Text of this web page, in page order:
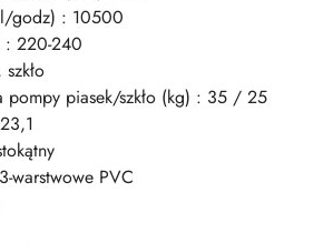
godz) : 10500
: 220-240
pompy piasek/szkło (kg) : 35 / 25
warstwowe PVC